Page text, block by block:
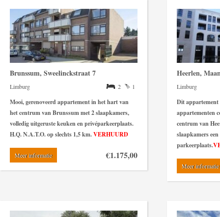
Brunssum, Sweelinckstraat 7
2 1
Limburg
Mooi, gerenoveerd appartement in het hart van
het centrum van Brunssum met 2 slaapkamers,
volledig uitgeruste keuken en privéparkeerplaats.
H.Q. N.A.T.O. op slechts 1,5 km.VERHUURD
Meer informatie €1.175,00
Heerlen,
Limburg
Dit appartement
appartementen
centrum van
slaapkamers
parkeerplaats.
Meer informatie